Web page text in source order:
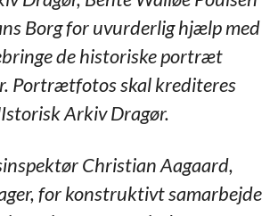
Borg for uvurderlig hjælp med
de historiske portræt
Portrætfotos skal krediteres
Arkiv Dragør.
Christian Aagaard,
for konstruktivt samarbejde